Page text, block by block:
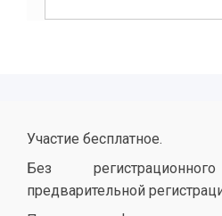
Участие бесплатное.
Без
предварительной